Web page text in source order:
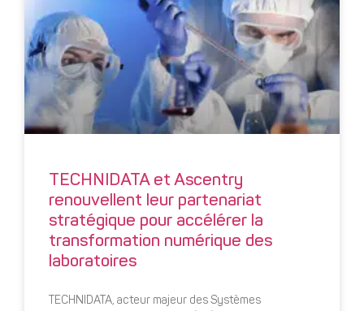
TECHNIDATA et Ascentry
renouvellent leur partenariat
stratégique pour accélérer la
transformation numérique des
laboratoires
TECHNIDATA, acteur majeur des Systèmes